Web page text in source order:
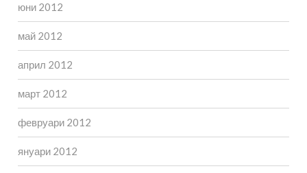
юни 2012
май 2012
април 2012
март 2012
февруари 2012
януари 2012